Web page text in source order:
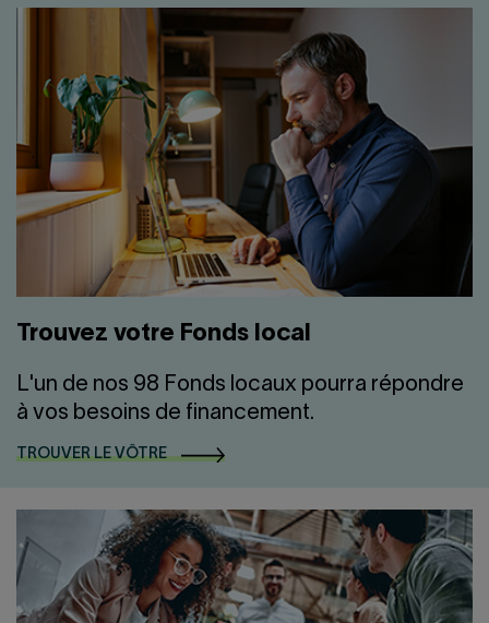
Trouvez votre Fonds local
L'un de nos 98 Fonds locaux pourra répondre
à vos besoins de financement.
TROUVER LE VÔTRE